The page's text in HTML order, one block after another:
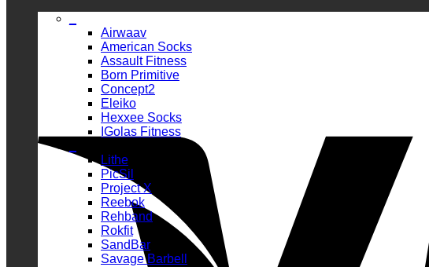
Airwaav
American Socks
Assault Fitness
Born Primitive
Concept2
Eleiko
Hexxee Socks
IGolas Fitness
Lithe
PicSil
Project X
Reebok
Rehband
Rokfit
SandBar
Savage Barbell